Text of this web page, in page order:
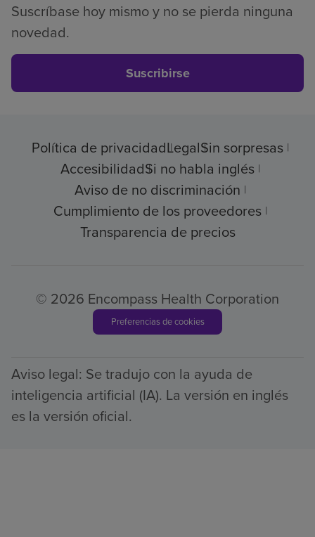
Suscríbase hoy mismo y no se pierda ninguna
novedad.
Suscribirse
Política de privacidadLegalSin sorpresas
AccesibilidadSi no habla inglés
Aviso de no discriminación
Cumplimiento de los proveedores
Transparencia de precios
© 2026 Encompass Health Corporation
Preferencias de cookies
Aviso legal: Se tradujo con la ayuda de
inteligencia artificial (IA). La versión en inglés
es la versión oficial.